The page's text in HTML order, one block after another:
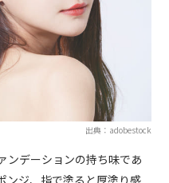
出典：adobestock
ンデーションの持ち味であ